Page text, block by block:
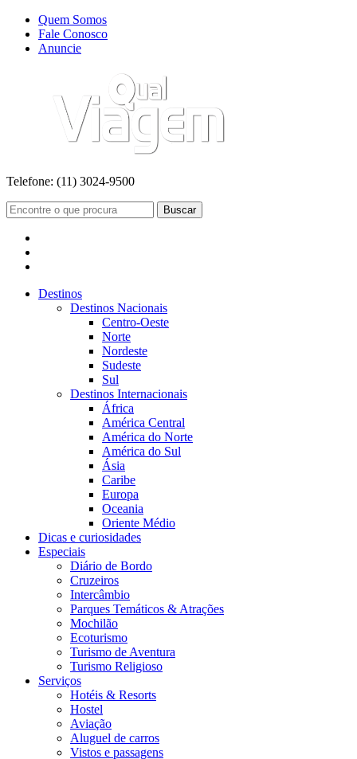
Quem Somos
Fale Conosco
Anuncie
Telefone: (11) 3024-9500
Buscar
Destinos
Destinos Nacionais
Centro-Oeste
Norte
Nordeste
Sudeste
Sul
Destinos Internacionais
África
América Central
América do Norte
América do Sul
Ásia
Caribe
Europa
Oceania
Oriente Médio
Dicas e curiosidades
Especiais
Diário de Bordo
Cruzeiros
Intercâmbio
Parques Temáticos & Atrações
Mochilão
Ecoturismo
Turismo de Aventura
Turismo Religioso
Serviços
Hotéis & Resorts
Hostel
Aviação
Aluguel de carros
Vistos e passagens